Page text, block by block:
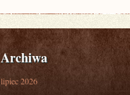
Archiwa
lipiec 2026